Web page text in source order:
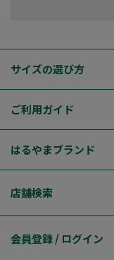
サイズの選び方
ご利用ガイド
はるやまブランド
店舗検索
会員登録 / ログイン